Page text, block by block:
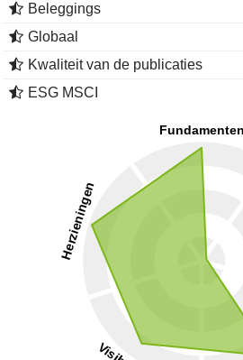
Beleggings
Globaal
Kwaliteit van de publicaties
ESG MSCI